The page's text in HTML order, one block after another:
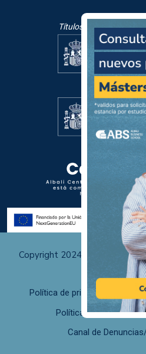
Títulos oficiales
Centro
Copyright 2024 Albali Centros
derechos
Política de privacidad
Política de calidad
Canal de